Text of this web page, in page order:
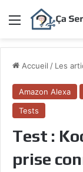
Menu
Accueil / Les
Amazon Alexa
Tests
Test :
prise